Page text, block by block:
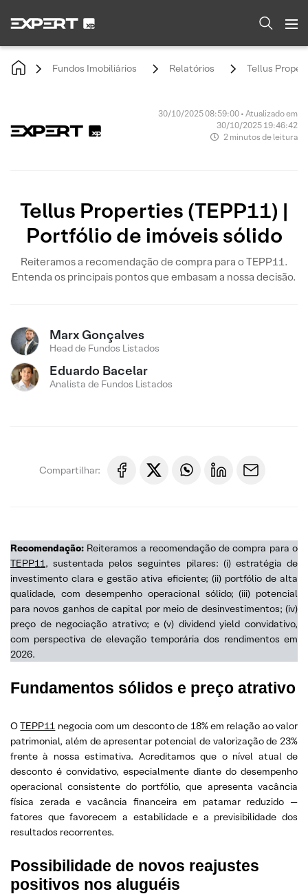
Fundos Imobiliários Relatórios Tellus
30/10/2025 08:59:00 • Atualizado em
30/10/2025 19:46:42
2 minutos de leitura
Tellus Properties (TEPP11) |
Portfólio de imóveis sólido
Reiteramos a recomendação de compra para o TEPP11.
Entenda os principais pontos que embasam a nossa decisão.
Marx Gonçalves
Head de Fundos Listados
Eduardo Bacelar
Analista de Fundos Listados
Compartilhar:
Recomendação: Reiteramos a recomendação de compra para o
TEPP11, sustentada pelos seguintes pilares: (i) estratégia de
investimento clara e gestão ativa eficiente; (ii) portfólio de alta
qualidade, com desempenho operacional sólido; (iii) potencial
para novos ganhos de capital por meio de desinvestimentos; (iv)
preço de negociação atrativo; e (v) dividend yield convidativo,
com perspectiva de elevação temporária dos rendimentos em
2026.
Fundamentos sólidos e preço atrativo
OTEPP11 negocia com um desconto de 18% em relação ao valor
patrimonial, além de apresentar potencial de valorização de 23%
frente à nossa estimativa. Acreditamos que o nível atual de
desconto é convidativo, especialmente diante do desempenho
operacional consistente do portfólio, que apresenta vacância
física zerada e vacância financeira em patamar reduzido —
fatores que favorecem a estabilidade e a previsibilidade dos
resultados recorrentes.
Possibilidade de novos reajustes
positivos nos aluguéis